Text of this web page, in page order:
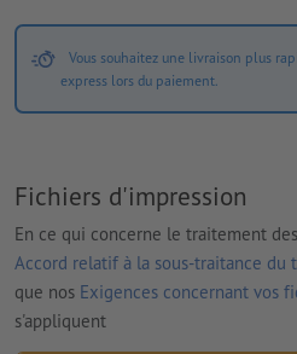
Vous souhaitez une livraison plus
express lors du paiement.
Fichiers d'impression
En ce qui concerne le traitement
Accord relatif à la sous-traitance du
que nos Exigences concernant vos
s'appliquent